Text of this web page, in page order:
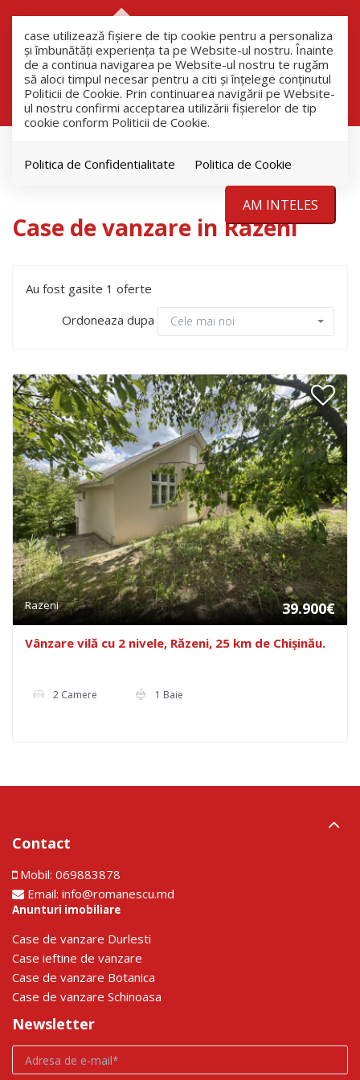
case utilizează fişiere de tip cookie pentru a personaliza
și îmbunătăți experiența ta pe Website-ul nostru. Înainte
de a continua navigarea pe Website-ul nostru te rugăm
să aloci timpul necesar pentru a citi și înțelege conținutul
Politicii de Cookie. Prin continuarea navigării pe Website-
ul nostru confirmi acceptarea utilizării fişierelor de tip
cookie conform Politicii de Cookie.
Politica de Confidentialitate Politica de Cookie
AM INTELES
Filtreaza
Case
Case de vanzare in Razeni
Au fost gasite 1 oferte
Ordoneaza dupa
Cele mai noi
Razeni 39.900€
Vânzare vilă cu 2 nivele, Răzeni, 25 km de Chișinău.
2 Camere 1 Baie
Contact
Mobil: 069883878
Email: info@romanescu.md
Anunturi imobiliare
Сase de vanzare Durlesti
Сase ieftine de vanzare
Сase de vanzare Botanica
Сase de vanzare Schinoasa
Newsletter